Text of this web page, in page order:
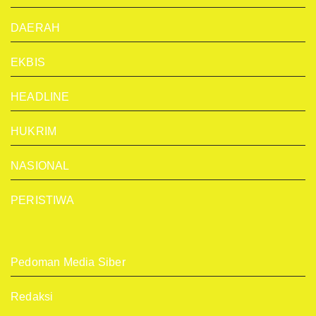
DAERAH
EKBIS
HEADLINE
HUKRIM
NASIONAL
PERISTIWA
Pedoman Media Siber
Redaksi